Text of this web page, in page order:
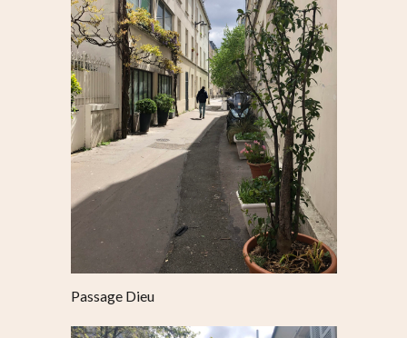
Passage Dieu